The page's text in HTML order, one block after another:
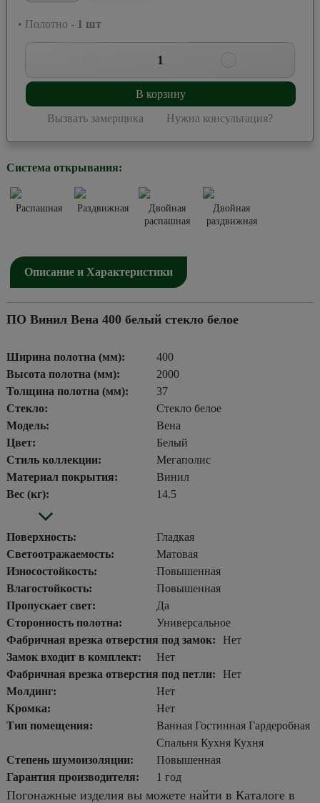
• Полотно - 1 шт
1
В корзину
Вызвать замерщика Нужна консультация?
Система открывания:
Распашная Раздвижная
Двойная
распашная
Двойная
раздвижная
Описание и Характеристики
ПО Винил Вена 400 белый стекло белое
Ширина полотна (мм):
400
Высота полотна (мм):
2000
Толщина полотна (мм):
37
Стекло:
Стекло белое
Модель:
Вена
Цвет:
Белый
Стиль коллекции:
Мегаполис
Материал покрытия:
Винил
Вес (кг):
14.5
Поверхность:
Гладкая
Светоотражаемость:
Матовая
Износостойкость:
Повышенная
Влагостойкость:
Повышенная
Пропускает свет:
Да
Сторонность полотна:
Универсальное
Фабричная врезка отверстия под замок:
Нет
Замок входит в комплект:
Нет
Фабричная врезка отверстия под петли:
Нет
Молдинг:
Нет
Кромка:
Нет
Тип помещения:
Ванная Гостинная Гардеробная
Спальня Кухня Кухня
Степень шумоизоляции:
Повышенная
Гарантия производителя:
1 год
Погонажные изделия вы можете найти в Каталоге в